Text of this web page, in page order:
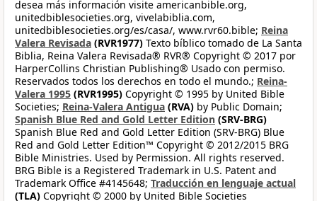
desea más información visite americanbible.org,
unitedbiblesocieties.org, vivelabiblia.com,
unitedbiblesocieties.org/es/casa/, www.rvr60.bible; Reina
Valera Revisada (RVR1977) Texto bíblico tomado de La Santa
Biblia, Reina Valera Revisada® RVR® Copyright © 2017 por
HarperCollins Christian Publishing® Usado con permiso.
Reservados todos los derechos en todo el mundo.; Reina-
Valera 1995 (RVR1995) Copyright © 1995 by United Bible
Societies; Reina-Valera Antigua (RVA) by Public Domain;
Spanish Blue Red and Gold Letter Edition (SRV-BRG)
Spanish Blue Red and Gold Letter Edition (SRV-BRG) Blue
Red and Gold Letter Edition™ Copyright © 2012/2015 BRG
Bible Ministries. Used by Permission. All rights reserved.
BRG Bible is a Registered Trademark in U.S. Patent and
Trademark Office #4145648; Traducción en lenguaje actual
(TLA) Copyright © 2000 by United Bible Societies